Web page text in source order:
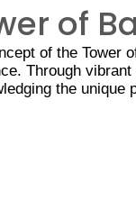
of
of the Tower
Through
the unique